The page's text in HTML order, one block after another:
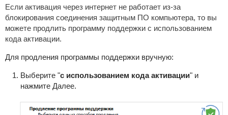
Если активация через интернет не работает из-за
блокирования соединения защитным ПО компьютера, то вы
можете продлить программу поддержки с использованием
кода активации.
Для продления программы поддержки вручную:
Выберите "с использованием кода активации" и
нажмите Далее.